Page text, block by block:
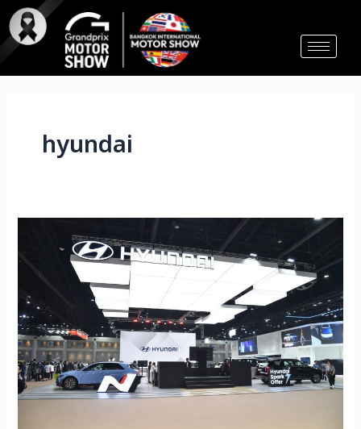
Skip
to
content
hyundai
พลัง
สปอร์ต!
เติม
ตัว
ตน
ที่
ใช่
เปิด